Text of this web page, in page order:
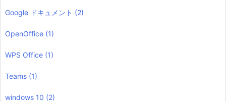
Google ドキュメント (2)
OpenOffice (1)
WPS Office (1)
Teams (1)
windows 10 (2)